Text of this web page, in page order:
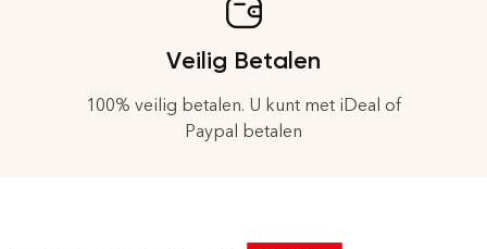
Veilig Betalen
100% veilig betalen. U kunt met iDeal of
Paypal betalen